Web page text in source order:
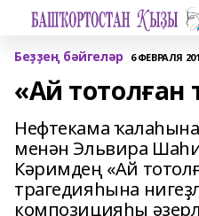
Беҙҙең бәйгеләр 6 ФЕВРАЛЯ
«Ай тотолған
Нефтекама
менән Эльвира
Кәримдең «Ай
трагедияһына
композицияһы